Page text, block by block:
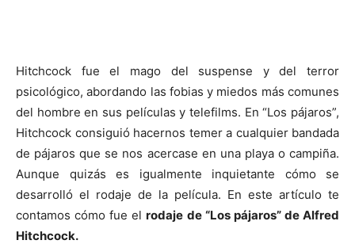
Hitchcock fue el mago del suspense y del terror
psicológico, abordando las fobias y miedos más comunes
del hombre en sus películas y telefilms. En “Los pájaros”,
Hitchcock consiguió hacernos temer a cualquier bandada
de pájaros que se nos acercase en una playa o campiña.
Aunque quizás es igualmente inquietante cómo se
desarrolló el rodaje de la película. En este artículo te
contamos cómo fue elrodaje de “Los pájaros” de Alfred
Hitchcock.